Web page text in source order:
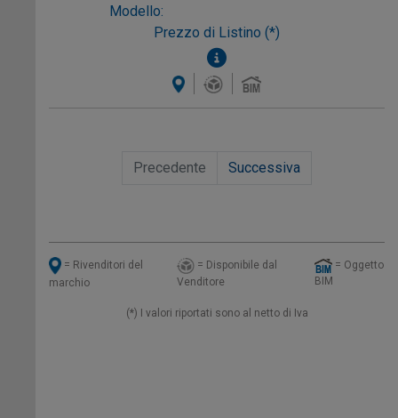
Modello:
Prezzo di Listino (*)
Precedente Successiva
= Rivenditori del
marchio
= Disponibile dal
Venditore
= Oggetto
BIM
(*) I valori riportati sono al netto di Iva